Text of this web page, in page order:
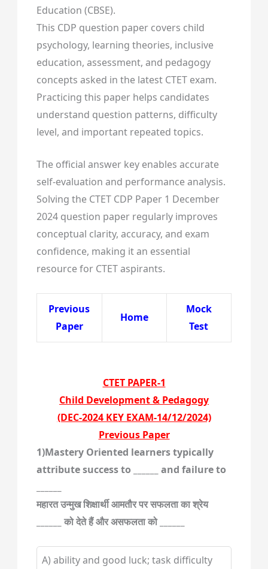
Education (CBSE).
This CDP question paper covers child
psychology, learning theories, inclusive
education, assessment, and pedagogy
concepts asked in the latest CTET exam.
Practicing this paper helps candidates
understand question patterns, difficulty
level, and important repeated topics.
The official answer key enables accurate
self-evaluation and performance analysis.
Solving the CTET CDP Paper 1 December
2024 question paper regularly improves
conceptual clarity, accuracy, and exam
confidence, making it an essential
resource for CTET aspirants.
Previous
Paper
Home
Mock
Test
CTET PAPER-1
Child Development & Pedagogy
(DEC-2024 KEY EXAM-14/12/2024)
Previous Paper
1)Mastery Oriented learners typically
attribute success to ______ and failure to
महारत उन्मुख शिक्षार्थी आमतौर पर सफलता का श्रेय
______ को देते हैं और असफलता को ______
A) ability and good luck; task difficulty